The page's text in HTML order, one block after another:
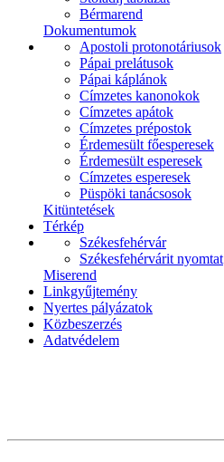
Bérmarend
Dokumentumok
Apostoli protonotáriusok
Pápai prelátusok
Pápai káplánok
Címzetes kanonokok
Címzetes apátok
Címzetes prépostok
Érdemesült főesperesek
Érdemesült esperesek
Címzetes esperesek
Püspöki tanácsosok
Kitüntetések
Térkép
Székesfehérvár
Székesfehérvárit nyomtat
Miserend
Linkgyűjtemény
Nyertes pályázatok
Közbeszerzés
Adatvédelem